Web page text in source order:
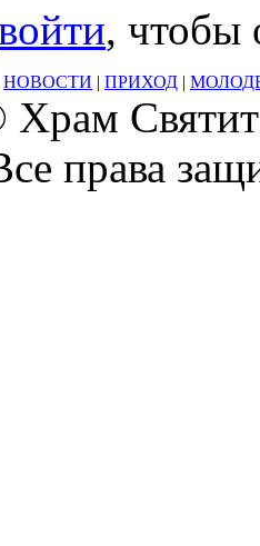
, чтобы
НОВОСТИ | ПРИХОД |
права